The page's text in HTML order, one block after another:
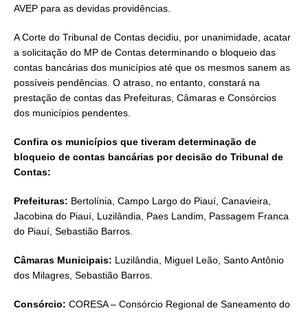
AVEP para as devidas providências.
A Corte do Tribunal de Contas decidiu, por unanimidade, acatar
a solicitação do MP de Contas determinando o bloqueio das
contas bancárias dos municípios até que os mesmos sanem as
possíveis pendências. O atraso, no entanto, constará na
prestação de contas das Prefeituras, Câmaras e Consórcios
dos municípios pendentes.
Confira os municípios que tiveram determinação de
bloqueio de contas bancárias por decisão do Tribunal de
Contas:
Prefeituras: Bertolínia, Campo Largo do Piauí, Canavieira,
Jacobina do Piauí, Luzilândia, Paes Landim, Passagem Franca
do Piauí, Sebastião Barros.
Câmaras Municipais: Luzilândia, Miguel Leão, Santo Antônio
dos Milagres, Sebastião Barros.
Consórcio: CORESA – Consórcio Regional de Saneamento do